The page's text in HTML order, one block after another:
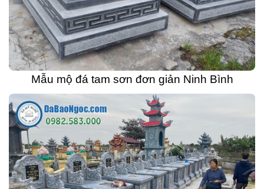
Mẫu mộ đá tam sơn đơn giản Ninh Bình